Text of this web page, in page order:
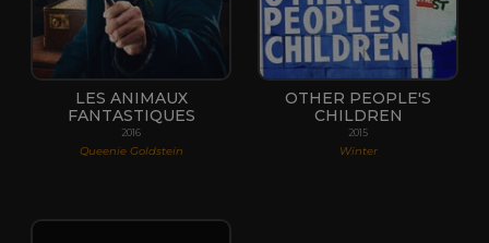
LES ANIMAUX
FANTASTIQUES
2016
Queenie Goldstein
OTHER PEOPLE'S
CHILDREN
2015
Winter